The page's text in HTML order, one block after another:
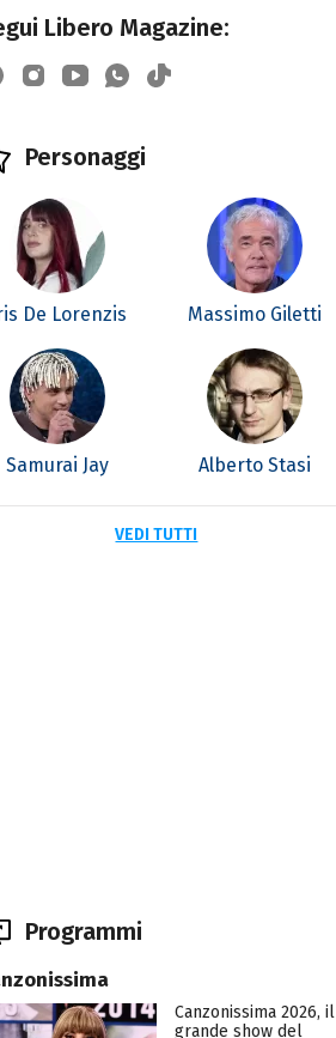
Libero Magazine:
Personaggi
De Lorenzis Massimo Giletti
Samurai Jay Alberto Stasi
VEDI TUTTI
Programmi
Canzonissima 2026, il
grande show del